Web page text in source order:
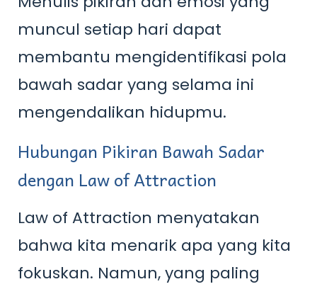
muncul setiap hari dapat
membantu mengidentifikasi pola
bawah sadar yang selama ini
mengendalikan hidupmu.
Hubungan Pikiran Bawah Sadar
dengan Law of Attraction
Law of Attraction menyatakan
bahwa kita menarik apa yang kita
fokuskan. Namun, yang paling